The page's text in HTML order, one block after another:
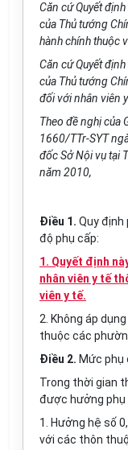
Căn cứ Quyết
của Thủ tướng
hành chính thuộc
Căn cứ Quyết
của Thủ tướng
đối với nhân viên
Theo đề nghị của
1660/TTr-SYT
đốc Sở Nội vụ tại
năm 2010,
Điều 1. Quy
độ phụ cấp:
1. Quyết định
nhân viên y tế
viên y tế.
2. Không áp
thuộc các
Điều 2. Mức phụ
Trong thời gian
được hưởng phụ
1. Hưởng hệ số
với các thôn